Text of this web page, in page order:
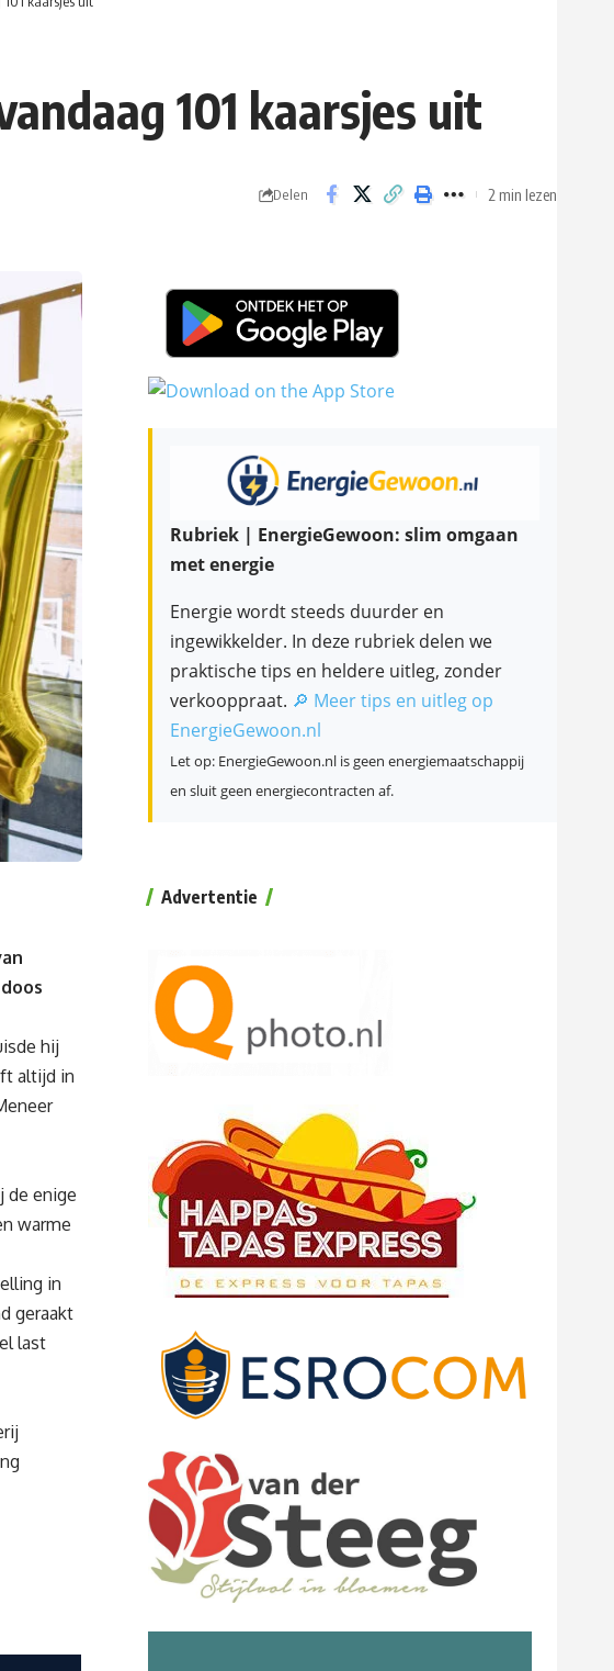
101 kaarsjes uit
Delen 2 min lezen
hij
altijd in
de enige
warme
in
geraakt
last
Rubriek | EnergieGewoon: slim omgaan
met energie
Energie wordt steeds duurder en
ingewikkelder. In deze rubriek delen we
praktische tips en heldere uitleg, zonder
verkooppraat. 🔎 Meer tips en uitleg op
EnergieGewoon.nl
Let op: EnergieGewoon.nl is geen energiemaatschappij
en sluit geen energiecontracten af.
Advertentie